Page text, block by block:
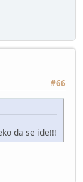
#66
da se ide!!!